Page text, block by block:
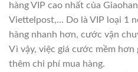
hàng VIP cao nhất của
Viettelpost,… Do là VIP loại 1
hàng nhanh hơn, cước vận
Vì vậy, việc giá cước mềm hơn
thêm chi phí mua hàng.